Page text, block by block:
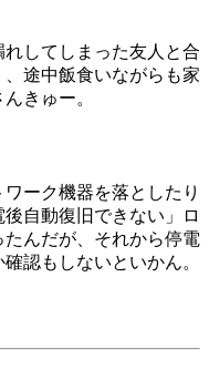
してしまった友人と合
途中飯食いながらも家
きゅー。
ーク機器を落としたり
自動復旧できない」ロ
んだが、それから停電
認もしないといかん。